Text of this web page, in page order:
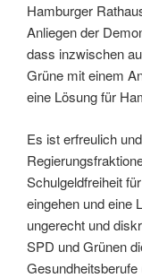
Hamburger
Anliegen der
dass inzwischen
Grüne mit einem
eine Lösung für
Es ist erfreulich
Schulgeldfreiheit
eingehen und eine
ungerecht und
SPD und Grünen